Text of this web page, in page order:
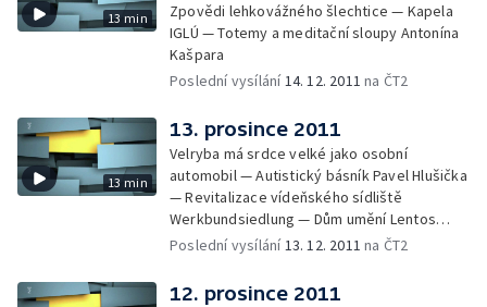
13 min
Zpovědi lehkovážného šlechtice — Kapela
IGLÚ — Totemy a meditační sloupy Antonína
Kašpara
Poslední vysílání14. 12. 2011 na ČT2
13 min
13. prosince 2011
Velryba má srdce velké jako osobní
automobil — Autistický básník Pavel Hlušička
— Revitalizace vídeňského sídliště
Werkbundsiedlung — Dům umění Lentos
v Linci
Poslední vysílání13. 12. 2011 na ČT2
12. prosince 2011